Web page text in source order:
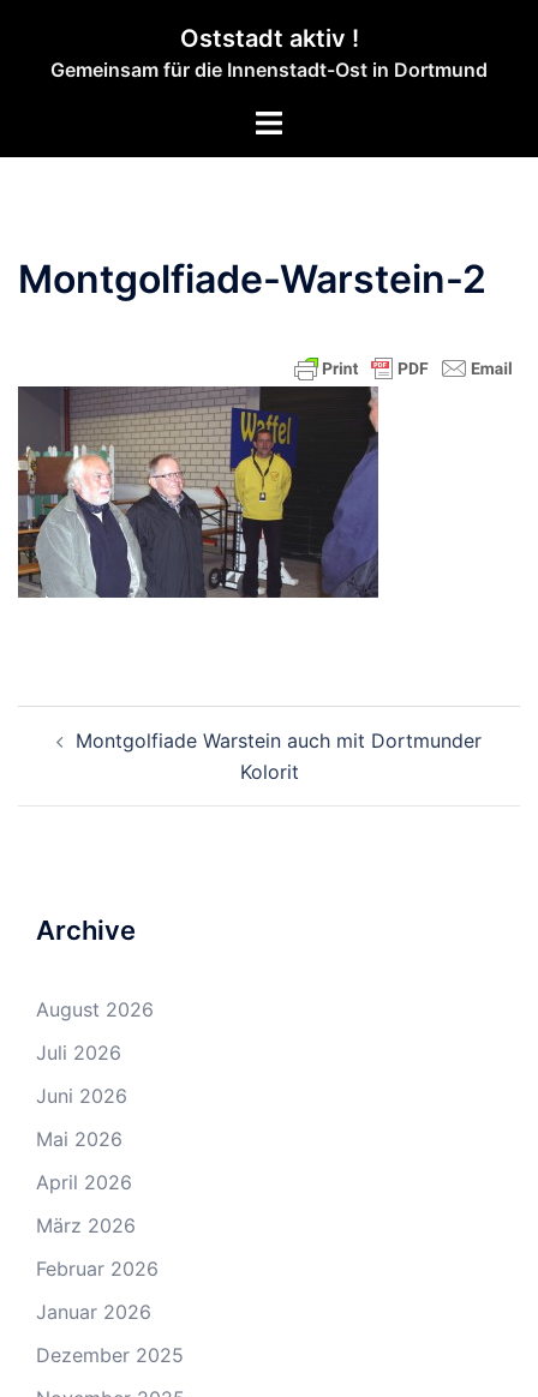
springen
Oststadt aktiv !
Gemeinsam für die Innenstadt-Ost in Dortmund
Menü
Montgolfiade-Warstein-2
Navigation
Montgolfiade Warstein auch mit Dortmunder
Kolorit
Archive
August 2026
Juli 2026
Juni 2026
Mai 2026
April 2026
März 2026
Februar 2026
Januar 2026
Dezember 2025